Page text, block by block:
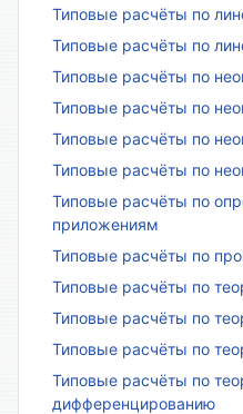
Типовые расчёты по
Типовые расчёты по
Типовые расчёты по
Типовые расчёты по
Типовые расчёты по
Типовые расчёты по
Типовые расчёты по
приложениям
Типовые расчёты по
Типовые расчёты по
Типовые расчёты по
Типовые расчёты по
Типовые расчёты по
дифференцированию